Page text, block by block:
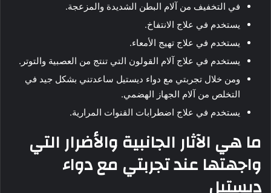
في التخفيف من آلام البطن الشديدة والمزعجة.
يستخدم في علاج الانتفاخ.
يستخدم في علاج تهيج الأمعاء.
يستخدم في علاج آلام القولون التي تنتج من العصبية والتوتر.
ومن خلال تجربتي مع دواء ديستيل ساعدتني بشكل جيد في
التخلص من آلام الجهاز الهضمي.
يستخدم في علاج اضطرابات القنوات المرارية.
ما هي الآثار الجانبية والأضرار التي
واجهتها عند تجربتي مع دواء